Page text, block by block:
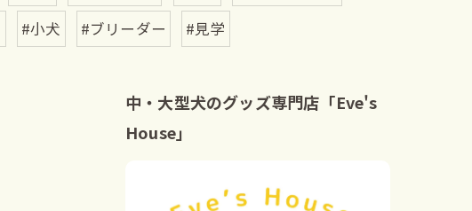
#小犬 #ブリーダー #見学
中・大型犬のグッズ専門店「Eve's
House」